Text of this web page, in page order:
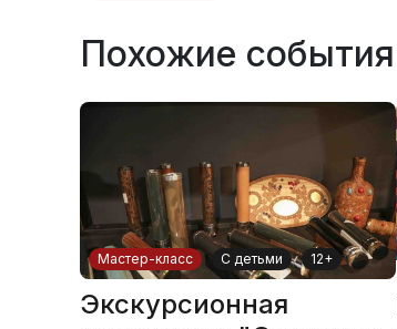
Похожие события
Мастер-класс С детьми 12+
Экскурсионная